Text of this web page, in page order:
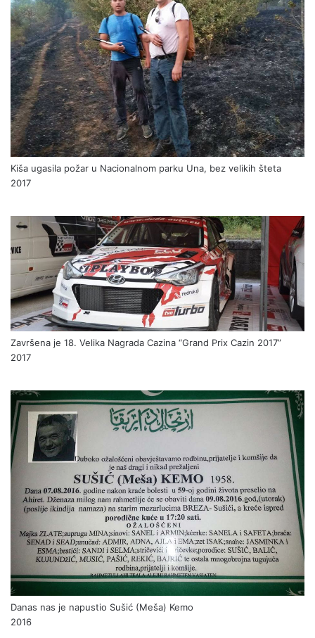
Kiša ugasila požar u Nacionalnom parku Una, bez velikih šteta
2017
Završena je 18. Velika Nagrada Cazina “Grand Prix Cazin 2017”
2017
Danas nas je napustio Sušić (Meša) Kemo
2016